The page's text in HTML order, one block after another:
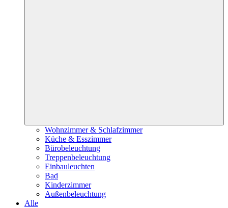
Wohnzimmer & Schlafzimmer
Küche & Esszimmer
Bürobeleuchtung
Treppenbeleuchtung
Einbauleuchten
Bad
Kinderzimmer
Außenbeleuchtung
Alle